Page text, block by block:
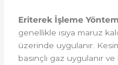
Eriterek İşleme
genellikle ısıya maruz
üzerinde uygulanır.
basınçlı gaz uygulanır